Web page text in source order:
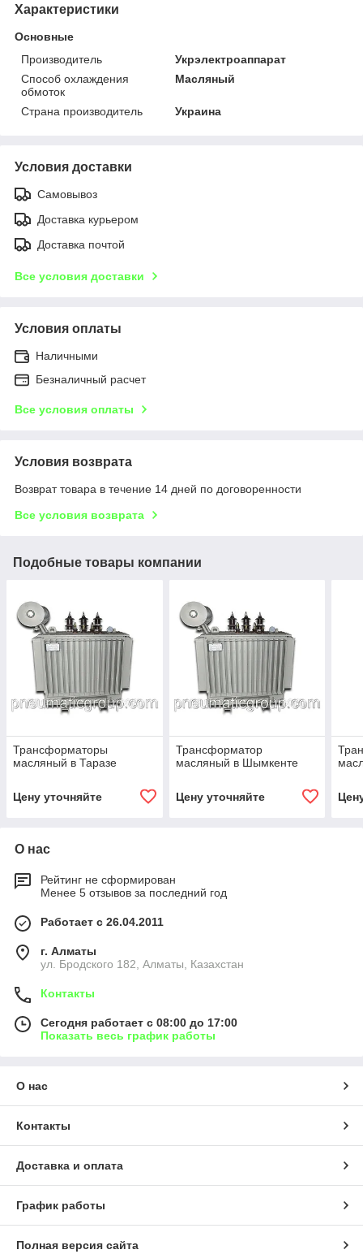
Характеристики
Основные
Производитель
Укрэлектроаппарат
Способ охлаждения
обмоток
Масляный
Страна производитель Украина
Условия доставки
Самовывоз
Доставка курьером
Доставка почтой
Все условия доставки
Условия оплаты
Наличными
Безналичный расчет
Все условия оплаты
Условия возврата
Возврат товара в течение 14 дней по договоренности
Все условия возврата
Подобные товары компании
Трансформаторы
масляный в Таразе
Цену уточняйте
Трансформатор
масляный в Шымкенте
Цену уточняйте
О нас
Рейтинг не сформирован
Менее 5 отзывов за последний год
Работает с 26.04.2011
г. Алматы
ул. Бродского 182, Алматы, Казахстан
Контакты
Сегодня работает с 08:00 до 17:00
Показать весь график работы
О нас
Контакты
Доставка и оплата
График работы
Полная версия сайта